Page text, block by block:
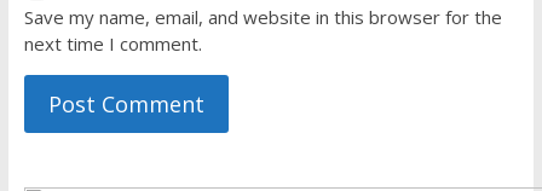
Save my name, email, and website in this browser for the
next time I comment.